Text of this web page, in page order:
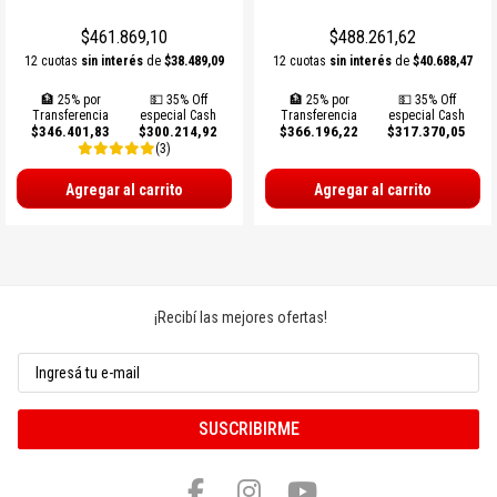
ACCESORIOS BOXEO
PERA Y CIELO Y TIERRA
INDUMENTARIA BOXEO
RING DE BOXEO
COMBOS
Ver todos
PILATES Y YOGA
REHABILITACION
OTROS ACCESORIOS
Ver todos
BOSU Y MINI BOSUS |
PESAS RUSAS
STRAPS Y CINTURON RUSO
CALLERAS GUANTES Y
VOLEY
BOLSOS PORTA PELOTAS
PADDLE
BOLSOS Y MOCHILAS
PELOTAS COLEGIALES
RUGBY Y FUTBOL AMERICANO
INFLADORES Y SILBATOS
$461.869,10
12 cuotas sin interés de $38.489,09
🏦 25% por
Transferencia
$346.401,83
💵 35% Off
especial Cash
$300.214,92
(3)
Agregar al carrito
$488.261,62
12 cuotas sin interés de $40.688,47
🏦 25% por
Transferencia
$366.196,22
💵 35% Off
especial Cash
$317.370,05
Agregar al carrito
¡Recibí las mejores ofertas!
SUSCRIBIRME